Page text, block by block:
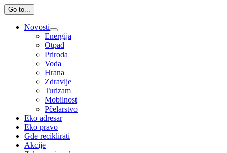
Go to...
Novosti
Energija
Otpad
Priroda
Voda
Hrana
Zdravlje
Turizam
Mobilnost
Pčelarstvo
Eko adresar
Eko pravo
Gde reciklirati
Akcije